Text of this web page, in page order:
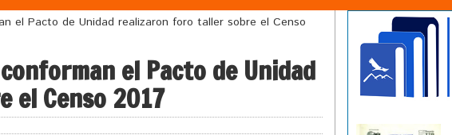
el Pacto de Unidad realizaron foro taller sobre el Censo
el Pacto de Unidad
Censo 2017